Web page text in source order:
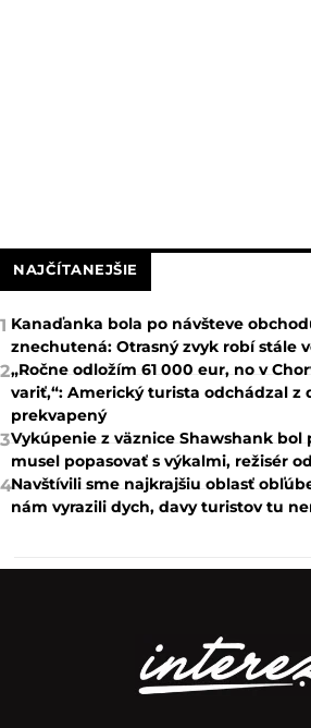
NAJČÍTANEJŠIE
1 Kanaďanka bola po návšteve
znechutená: Otrasný zvyk robí stále
2„Ročne odložím 61 000 eur, no v
variť,“: Americký turista odchádzal z
prekvapený
3Vykúpenie z väznice Shawshank bol
musel popasovať s výkalmi, režisér
4Navštívili sme najkrajšiu oblasť
nám vyrazili dych, davy turistov tu